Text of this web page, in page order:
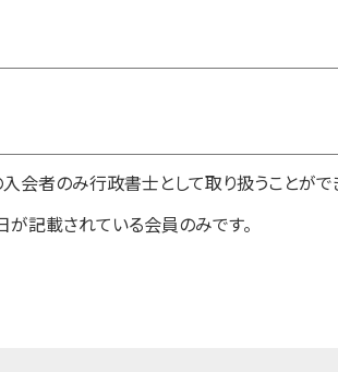
者のみ行政書士として取り扱うことがで
記載されている会員のみです。